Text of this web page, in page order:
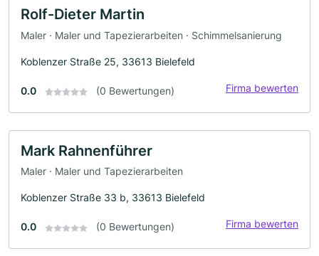
Rolf-Dieter Martin
Maler · Maler und Tapezierarbeiten · Schimmelsanierung
Koblenzer Straße 25, 33613 Bielefeld
0.0 (0 Bewertungen) Firma bewerten
Mark Rahnenführer
Maler · Maler und Tapezierarbeiten
Koblenzer Straße 33 b, 33613 Bielefeld
0.0 (0 Bewertungen) Firma bewerten